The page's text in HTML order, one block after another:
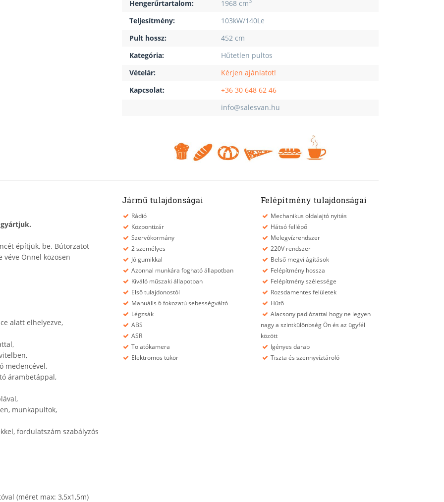
Hengerűrtartalom:
1968 cm
Teljesítmény:
103kW/140Le
Pult hossz:
452 cm
Kategória:
Hűtetlen pultos
Vételár:
Kérjen ajánlatot!
Kapcsolat:
+36 30 648 62 46
info@salesvan.hu
építjük, be. Bútorzatot
Önnel közösen
alatt elhelyezve,
medencével,
árambetáppal,
munkapultok,
fordulatszám szabályzós
(méret max: 3,5x1,5m)
Jármű tulajdonságai
Rádió
Központizár
Szervókormány
2 személyes
Jó gumikkal
Azonnal munkára fogható állapotban
Kiváló műszaki állapotban
Első tulajdonostól
Manuális 6 fokozatú sebességváltó
Légzsák
ABS
ASR
Tolatókamera
Elektromos tükör
Felépítmény tulajdonságai
Mechanikus oldalajtó nyitás
Hátsó fellépő
Melegvízrendszer
220V rendszer
Belső megvilágítások
Felépítmény hossza
Felépítmény szélessége
Rozsdamentes felületek
Hűtő
Alacsony padlózattal hogy ne legyen
nagy a szintkülönbség Ön és az ügyfél
között
Igényes darab
Tiszta és szennyvíztároló